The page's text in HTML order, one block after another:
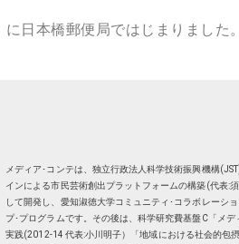
日本橋郵便局ではじまりました
メディア･コンテは、独立行政法人科学技術振興機構
インによる市民芸術創出プラットフォームの構築(代表:
して開発し、愛知淑徳大学コミュニティ･コラボレーシ
プ･プログラムです。その後は、科学研究費基盤C「メ
実践(2012-14 代表:小川明子）「地域における社会的包